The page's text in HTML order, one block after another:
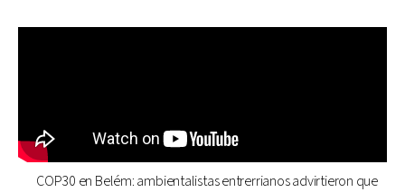
COP30 en Belém: ambientalistas entrerrianos advirtieron que